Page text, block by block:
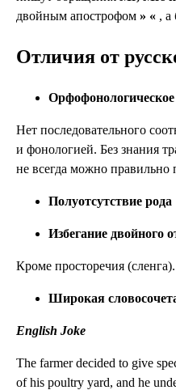
двойным апострофом » « ,
Отличия от
Орфофонологическое
Нет последовательного
и фонологией. Без знания
не всегда можно правильно
Полуотсутствие рода
Избегание двойного
Кроме просторечия (сленга).
Широкая
English Joke
The farmer decided to give
of his poultry yard, and he